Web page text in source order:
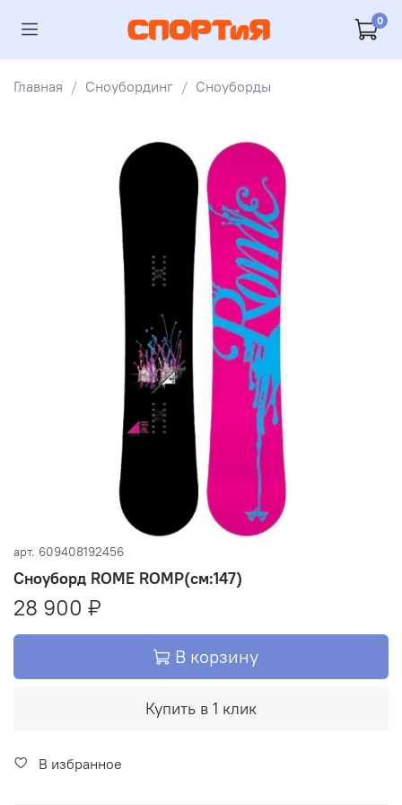
0
Главная Сноубординг Сноуборды
арт. 609408192456
Сноуборд ROME ROMP(см:147)
28 900 ₽
В корзину
Купить в 1 клик
В избранное